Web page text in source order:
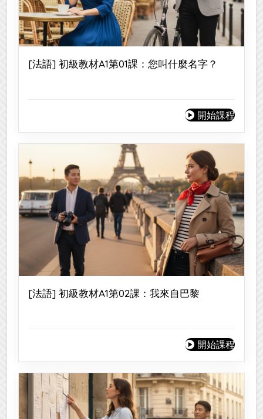
[法語] 初級教材A1第01課：您叫什麼名字？
開始課程
[法語] 初級教材A1第02課：我來自巴黎
開始課程